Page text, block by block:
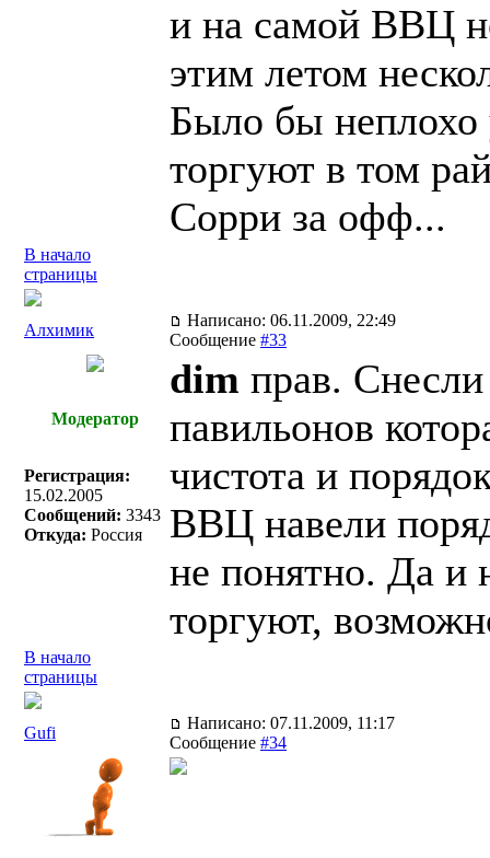
и на самой ВВЦ
этим летом
Было бы неплохо
торгуют в том
Сорри за офф...
В начало
страницы
Алхимик
Написано: 06.11.2009, 22:49
Сообщение #33
Модератор
Регистрация:
15.02.2005
Сообщений: 3343
Откуда: Россия
dim прав.
павильонов
чистота и
ВВЦ навели
не понятно. Да и
торгуют,
В начало
страницы
Gufi
Написано: 07.11.2009, 11:17
Сообщение #34